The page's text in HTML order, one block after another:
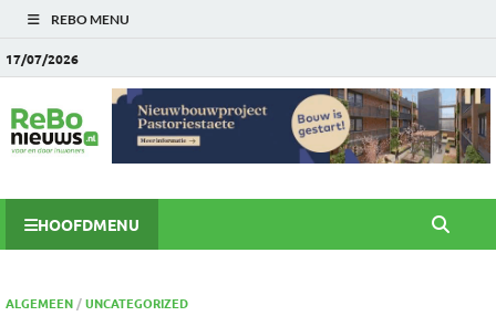
REBO MENU
17/07/2026
HOOFDMENU
ALGEMEEN/UNCATEGORIZED